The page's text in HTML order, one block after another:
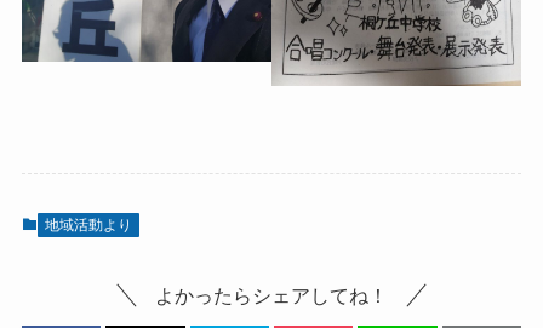
地域活動より
よかったらシェアしてね！